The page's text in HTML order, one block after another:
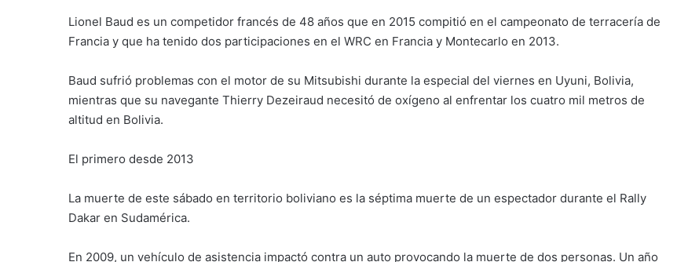
Lionel Baud es un competidor francés de 48 años que en 2015 compitió en el campeonato de terracería de
Francia y que ha tenido dos participaciones en el WRC en Francia y Montecarlo en 2013.
Baud sufrió problemas con el motor de su Mitsubishi durante la especial del viernes en Uyuni, Bolivia,
mientras que su navegante Thierry Dezeiraud necesitó de oxígeno al enfrentar los cuatro mil metros de
altitud en Bolivia.
El primero desde 2013
La muerte de este sábado en territorio boliviano es la séptima muerte de un espectador durante el Rally
Dakar en Sudamérica.
En 2009, un vehículo de asistencia impactó contra un auto provocando la muerte de dos personas. Un año